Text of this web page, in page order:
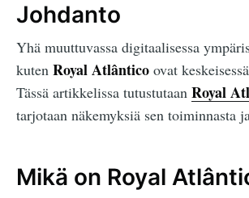
Johdanto
Yhä muuttuvassa digitaalisessa
kuten Royal Atlântico ovat
Tässä artikkelissa tutustutaan Royal
tarjotaan näkemyksiä sen toiminnasta
Mikä on Royal